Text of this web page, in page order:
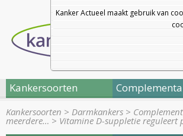
Kanker Actueel maakt gebruik van
Kankersoorten
Kankersoorten > Darmkankers >
meerdere… > Vitamine D-suppletie